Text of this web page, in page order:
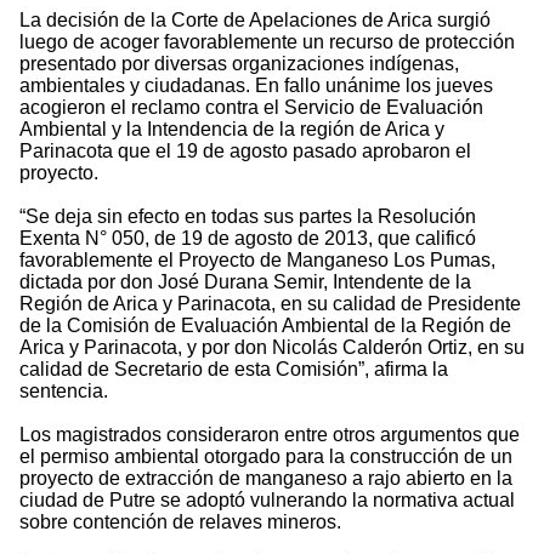
La decisión de la Corte de Apelaciones de Arica surgió
luego de acoger favorablemente un recurso de protección
presentado por diversas organizaciones indígenas,
ambientales y ciudadanas. En fallo unánime los jueves
acogieron el reclamo contra el Servicio de Evaluación
Ambiental y la Intendencia de la región de Arica y
Parinacota que el 19 de agosto pasado aprobaron el
proyecto.
“Se deja sin efecto en todas sus partes la Resolución
Exenta N° 050, de 19 de agosto de 2013, que calificó
favorablemente el Proyecto de Manganeso Los Pumas,
dictada por don José Durana Semir, Intendente de la
Región de Arica y Parinacota, en su calidad de Presidente
de la Comisión de Evaluación Ambiental de la Región de
Arica y Parinacota, y por don Nicolás Calderón Ortiz, en su
calidad de Secretario de esta Comisión”, afirma la
sentencia.
Los magistrados consideraron entre otros argumentos que
el permiso ambiental otorgado para la construcción de un
proyecto de extracción de manganeso a rajo abierto en la
ciudad de Putre se adoptó vulnerando la normativa actual
sobre contención de relaves mineros.